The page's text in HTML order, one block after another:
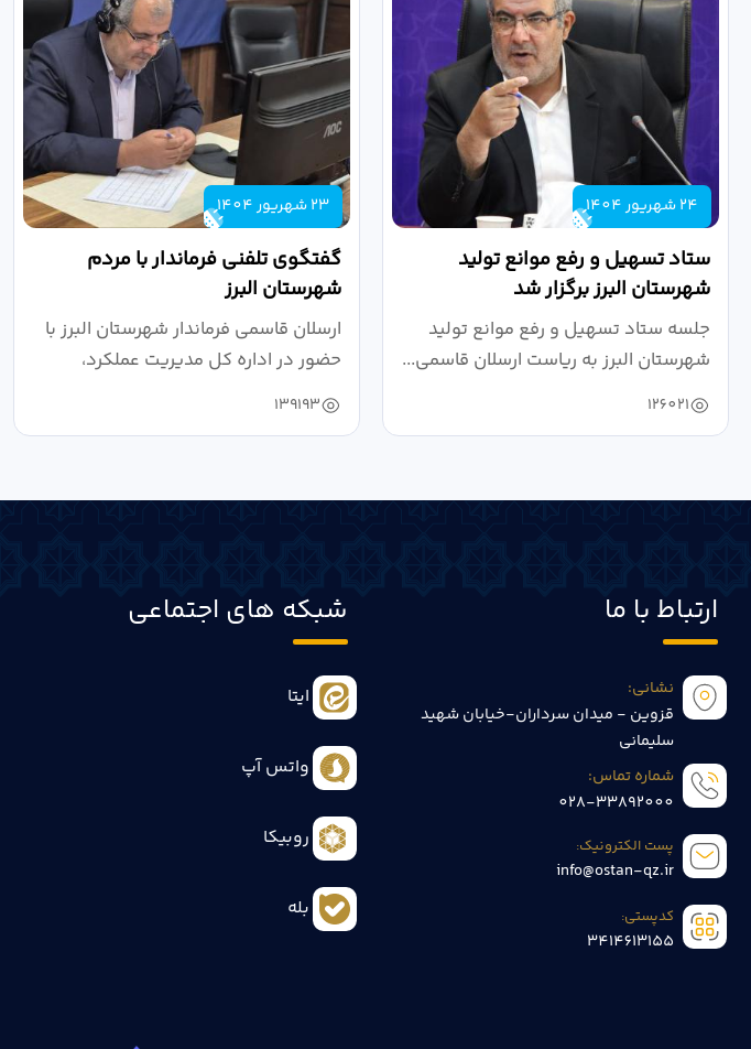
24 شهریور 1404
ستاد تسهیل و رفع موانع تولید
شهرستان البرز برگزار شد
جلسه ستاد تسهیل و رفع موانع تولید
شهرستان البرز به ریاست ارسلان قاسمی...
126021
23 شهریور 1404
گفتگوی تلفنی فرماندار با مردم
شهرستان البرز
ارسلان قاسمی فرماندار شهرستان البرز با
حضور در اداره کل مدیریت عملکرد،
بازرسی...
139193
ارتباط با ما
نشانی:
قزوین - میدان سرداران-خیابان شهید
سلیمانی
شماره تماس:
028-33892000
پست الکترونیک:
info@ostan-qz.ir
کدپستی:
3414613155
شبکه های اجتماعی
ایتا
واتس آپ
روبیکا
بله